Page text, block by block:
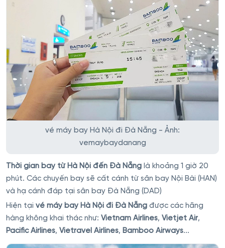
vé máy bay Hà Nội đi Đà Nẵng - Ảnh:
vemaybaydanang
Thời gian bay từ Hà Nội đến Đà Nẵng là khoảng 1 giờ 20
phút. Các chuyến bay sẽ cất cánh từ sân bay Nội Bài (HAN)
và hạ cánh đáp tại sân bay Đà Nẵng (DAD)
Hiện tại vé máy bay Hà Nội đi Đà Nẵng được các hãng
hàng không khai thác như: Vietnam Airlines, Vietjet Air,
Pacific Airlines, Vietravel Airlines, Bamboo Airways...